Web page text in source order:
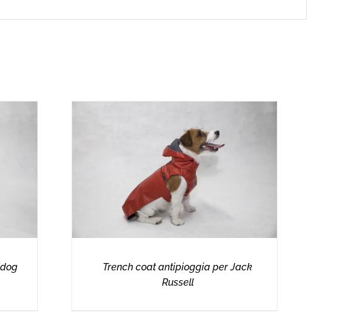
Trench coat antipioggia per Jack
Russell